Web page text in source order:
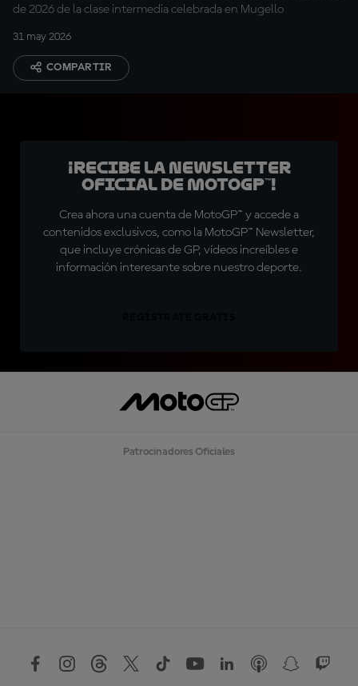
de 2026 de la clase intermedia celebrada en Mugello
31 may 2026
COMPARTIR
¡Recibe la Newsletter
oficial de MotoGP™!
Crea ahora una cuenta de MotoGP™ y accede a
contenidos exclusivos, como la MotoGP™ Newsletter,
que incluye crónicas de GP, vídeos increíbles e
información interesante sobre nuestro deporte.
Patrocinadores Oficiales